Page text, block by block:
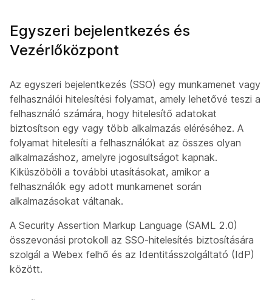
Egyszeri bejelentkezés és
Vezérlőközpont
Az egyszeri bejelentkezés (SSO) egy munkamenet vagy
felhasználói hitelesítési folyamat, amely lehetővé teszi a
felhasználó számára, hogy hitelesítő adatokat
biztosítson egy vagy több alkalmazás eléréséhez. A
folyamat hitelesíti a felhasználókat az összes olyan
alkalmazáshoz, amelyre jogosultságot kapnak.
Kiküszöböli a további utasításokat, amikor a
felhasználók egy adott munkamenet során
alkalmazásokat váltanak.
A Security Assertion Markup Language (SAML 2.0)
összevonási protokoll az SSO-hitelesítés biztosítására
szolgál a Webex felhő és az Identitásszolgáltató (IdP)
között.